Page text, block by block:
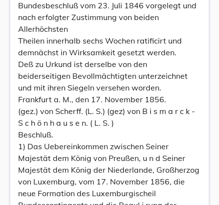
Bundesbeschluß vom 23. Juli 1846 vorgelegt und
nach erfolgter Zustimmung von beiden
Allerhöchsten
Theilen innerhalb sechs Wochen ratificirt und
demnächst in Wirksamkeit gesetzt werden.
Deß zu Urkund ist derselbe von den
beiderseitigen Bevollmächtigten unterzeichnet
und mit ihren Siegeln versehen worden.
Frankfurt a. M., den 17. November 1856.
(gez.) von Scherff. (L. S.) (gez) von B i s m a r c k -
S c h ö n h a u s e n. ( L. S. )
Beschluß.
1) Das Uebereinkommen zwischen Seiner
Majestät dem König von Preußen, u n d Seiner
Majestät dem König der Niederlande, Großherzog
von Luxemburg, vom 17. November 1856, die
neue Formation des Luxemburgischeil